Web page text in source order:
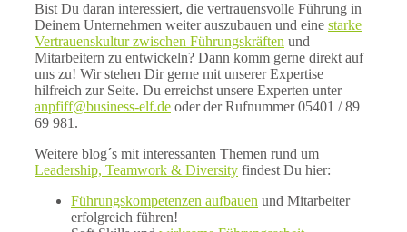
Bist Du daran interessiert, die vertrauensvolle Führung in
Deinem Unternehmen weiter auszubauen und eine starke
Vertrauenskultur zwischen Führungskräften und
Mitarbeitern zu entwickeln? Dann komm gerne direkt auf
uns zu! Wir stehen Dir gerne mit unserer Expertise
hilfreich zur Seite. Du erreichst unsere Experten unter
anpfiff@business-elf.de oder der Rufnummer 05401 / 89
69 981.
Weitere blog´s mit interessanten Themen rund um
Leadership, Teamwork & Diversity findest Du hier:
Führungskompetenzen aufbauen und Mitarbeiter
erfolgreich führen!